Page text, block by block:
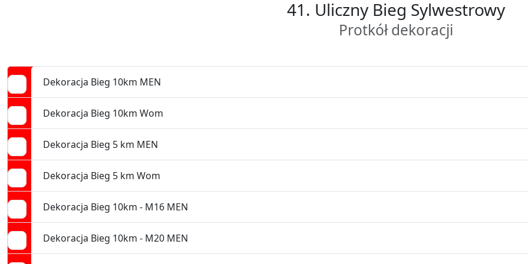
41. Uliczny Bieg Sylwestrowy
Protkół dekoracji
Dekoracja Bieg 10km MEN
Dekoracja Bieg 10km Wom
Dekoracja Bieg 5 km MEN
Dekoracja Bieg 5 km Wom
Dekoracja Bieg 10km - M16 MEN
Dekoracja Bieg 10km - M20 MEN